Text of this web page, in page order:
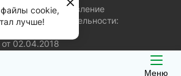
Меню
на осуществление
деятельности:
02.04.2018
cookie,
лучше!